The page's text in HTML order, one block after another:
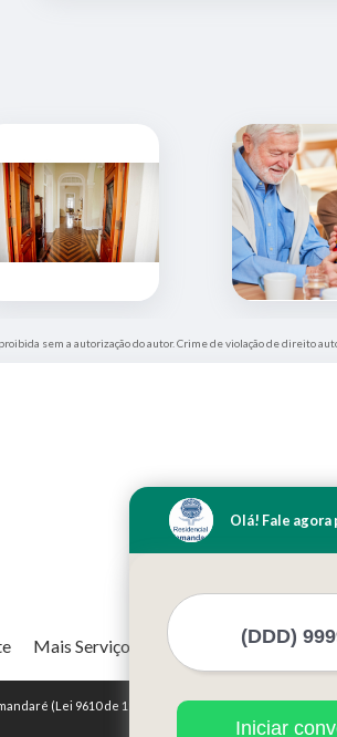
sem a autorização do autor. Crime de violação de direito
Mais Serviços
(Lei 9610 de 19/02/1998)
Olá! Fale
Iniciar